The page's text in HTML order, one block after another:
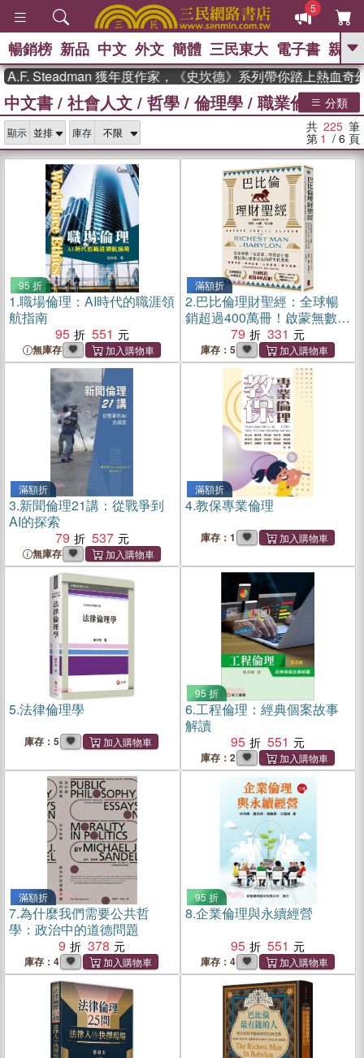
5
GO
熱搜： 東野圭吾 、 高希均教授回憶錄
、 The Odyssey 、 父親節 、 如果歷
國際布克
獎 臺灣漫遊錄 、 方念華 、 台灣的李
數學女孩：黎曼猜想
偉大的迷走神經
暢銷榜 新品 中文 外文 簡體 三民東大 電子書 親子
獲年度作家，《史坎德》系列帶你踏上熱血奇幻旅程
中文書 / 社會人文 / 哲學 /倫理學 / 職業倫理 分類
顯示 庫存 共 225 筆
第 1 / 6 頁
95 折
1.職場倫理：AI時代的職涯領
航指南
95
551
無庫存
滿額折
2.巴比倫理財聖經：全球暢
銷超過400萬冊！啟蒙無數
「富爸爸」的致富心態，錢
包與心靈都富足的跨世代寶
典【經典珍藏版】
79 331
庫存：5
滿額折
3.新聞倫理21講：從戰爭到
AI的探索
79
537
無庫存
滿額折
4.教保專業倫理
庫存：1
5.法律倫理學
庫存：5
95 折
6.工程倫理：經典個案故事
解讀
95
551
庫存：2
滿額折
7.為什麼我們需要公共哲
學：政治中的道德問題
9
378
庫存：4
95 折
8.企業倫理與永續經營
95
551
庫存：4